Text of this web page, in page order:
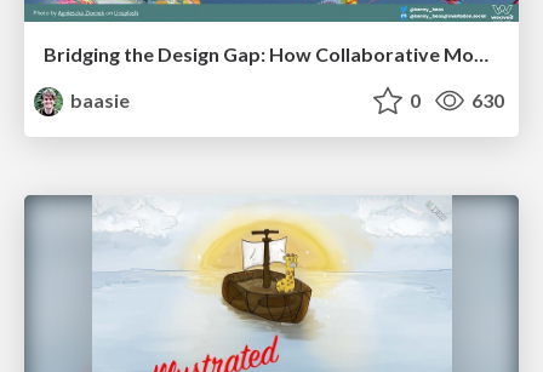
Bridging the Design Gap: How Collaborative Modelling removes blockers to flow between stakeholders and teams @FastFlow conf
baasie
0 630